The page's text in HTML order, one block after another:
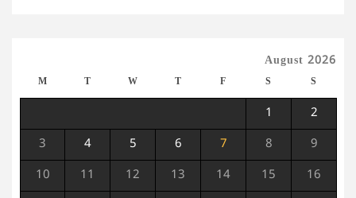
August 2026
M T W T F S S
1 2
3 4 5 6 7 8 9
10 11 12 13 14 15 16